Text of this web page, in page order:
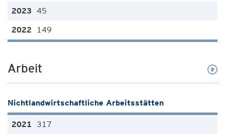
45
149
Arbeit
Nichtlandwirtschaftliche Arbeitsstätten
317